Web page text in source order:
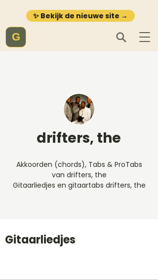
✨ Bekijk de nieuwe site →
G
drifters, the
Akkoorden (chords), Tabs & ProTabs
van drifters, the
Gitaarliedjes en gitaartabs drifters, the
Gitaarliedjes